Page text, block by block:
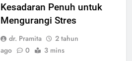
Kesadaran Penuh untuk
Mengurangi Stres
dr. Pramita
2 tahun
ago
0 3 mins